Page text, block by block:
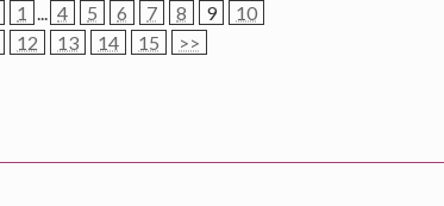
1 ... 4 5 6 7 8 9
10
12 13 14 15 >>